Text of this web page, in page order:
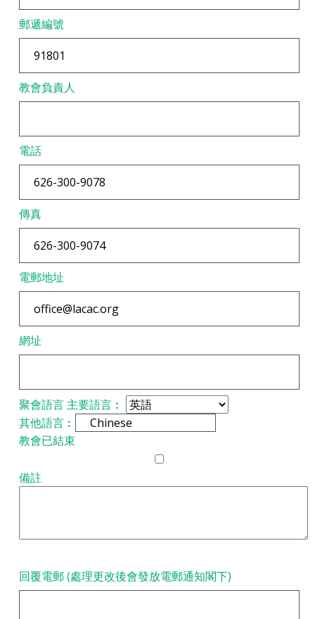
郵遞編號
教會負責人
電話
傳真
電郵地址
網址
聚會語言 主要語言︰
其他語言︰
教會已結束
備註
回覆電郵 (處理更改後會發放電郵通知閣下)